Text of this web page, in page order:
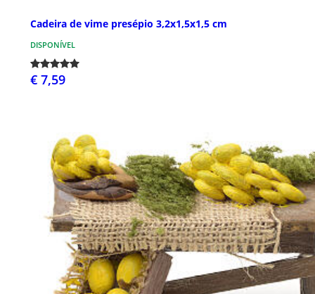
Cadeira de vime presépio 3,2x1,5x1,5 cm
DISPONÍVEL
€ 7,59